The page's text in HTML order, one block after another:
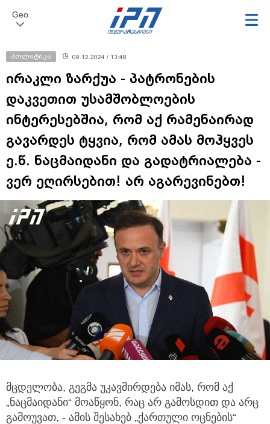
Geo
პოლიტიკა 09.12.2024 / 13:48
ირაკლი ზარქუა - პატრონების
დაკვეთით უსამშობლოების
ინტერესებშია, რომ აქ რამენაირად
გავარდეს ტყვია, რომ ამას მოჰყვეს
ე.წ. ნაცმაიდანი და გადატრიალება -
ვერ ეღირსებით! არ აგარევინებთ!
მცდელობა, გეგმა უკავშირდება იმას, რომ აქ
„ნაცმაიდანი“ მოაწყონ, რაც არ გამოსდით და არც
გამოუვათ, - ამის შესახებ „ქართული ოცნების“